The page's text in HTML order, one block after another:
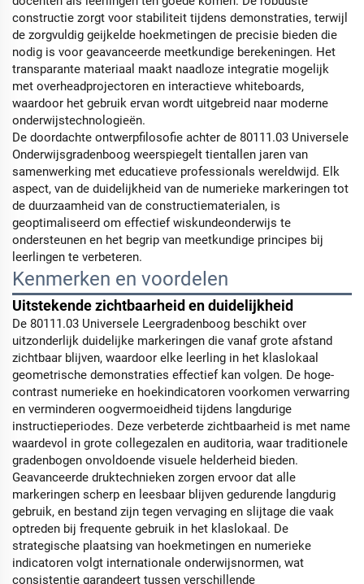
constructie zorgt voor stabiliteit tijdens demonstraties, terwijl
de zorgvuldig geijkelde hoekmetingen de precisie bieden die
nodig is voor geavanceerde meetkundige berekeningen. Het
transparante materiaal maakt naadloze integratie mogelijk
met overheadprojectoren en interactieve whiteboards,
waardoor het gebruik ervan wordt uitgebreid naar moderne
onderwijstechnologieën.
De doordachte ontwerpfilosofie achter de 80111.03 Universele
Onderwijsgradenboog weerspiegelt tientallen jaren van
samenwerking met educatieve professionals wereldwijd. Elk
aspect, van de duidelijkheid van de numerieke markeringen tot
de duurzaamheid van de constructiematerialen, is
geoptimaliseerd om effectief wiskundeonderwijs te
ondersteunen en het begrip van meetkundige principes bij
leerlingen te verbeteren.
Kenmerken en voordelen
Uitstekende zichtbaarheid en duidelijkheid
De 80111.03 Universele Leergradenboog beschikt over
uitzonderlijk duidelijke markeringen die vanaf grote afstand
zichtbaar blijven, waardoor elke leerling in het klaslokaal
geometrische demonstraties effectief kan volgen. De hoge-
contrast numerieke en hoekindicatoren voorkomen verwarring
en verminderen oogvermoeidheid tijdens langdurige
instructieperiodes. Deze verbeterde zichtbaarheid is met name
waardevol in grote collegezalen en auditoria, waar traditionele
gradenbogen onvoldoende visuele helderheid bieden.
Geavanceerde druktechnieken zorgen ervoor dat alle
markeringen scherp en leesbaar blijven gedurende langdurig
gebruik, en bestand zijn tegen vervaging en slijtage die vaak
optreden bij frequente gebruik in het klaslokaal. De
strategische plaatsing van hoekmetingen en numerieke
indicatoren volgt internationale onderwijsnormen, wat
consistentie garandeert tussen verschillende